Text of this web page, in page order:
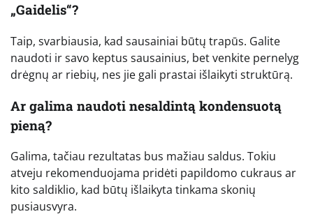
„Gaidelis“?
Taip, svarbiausia, kad sausainiai būtų trapūs. Galite
naudoti ir savo keptus sausainius, bet venkite pernelyg
drėgnų ar riebių, nes jie gali prastai išlaikyti struktūrą.
Ar galima naudoti nesaldintą kondensuotą
pieną?
Galima, tačiau rezultatas bus mažiau saldus. Tokiu
atveju rekomenduojama pridėti papildomo cukraus ar
kito saldiklio, kad būtų išlaikyta tinkama skonių
pusiausvyra.